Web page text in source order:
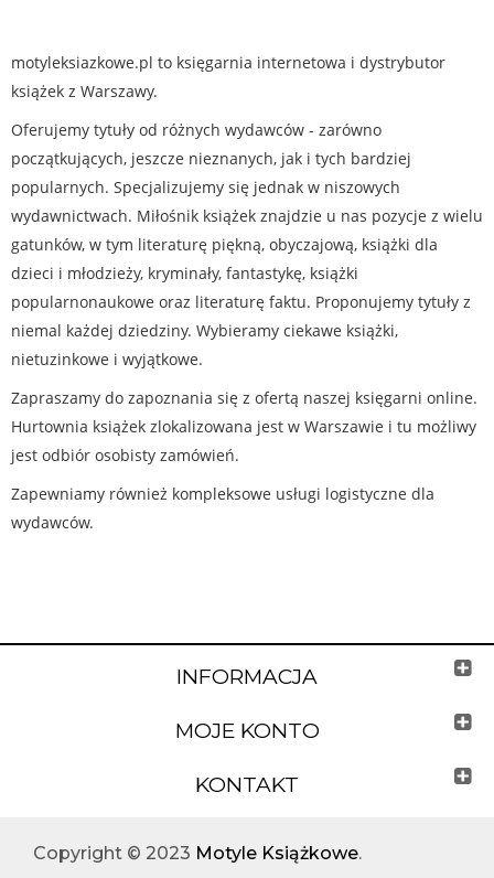
motyleksiazkowe.pl to księgarnia internetowa i dystrybutor
książek z Warszawy.
Oferujemy tytuły od różnych wydawców - zarówno
początkujących, jeszcze nieznanych, jak i tych bardziej
popularnych. Specjalizujemy się jednak w niszowych
wydawnictwach. Miłośnik książek znajdzie u nas pozycje z wielu
gatunków, w tym literaturę piękną, obyczajową, książki dla
dzieci i młodzieży, kryminały, fantastykę, książki
popularnonaukowe oraz literaturę faktu. Proponujemy tytuły z
niemal każdej dziedziny. Wybieramy ciekawe książki,
nietuzinkowe i wyjątkowe.
Zapraszamy do zapoznania się z ofertą naszej księgarni online.
Hurtownia książek zlokalizowana jest w Warszawie i tu możliwy
jest odbiór osobisty zamówień.
Zapewniamy również kompleksowe usługi logistyczne dla
wydawców.
INFORMACJA
MOJE KONTO
KONTAKT
Copyright © 2023 Motyle Książkowe.